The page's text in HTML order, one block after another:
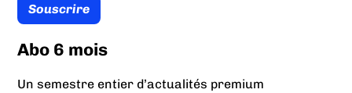
Souscrire
Abo 6 mois
Un semestre entier d’actualités premium